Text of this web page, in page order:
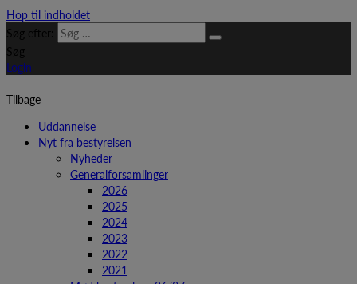
Hop til indholdet
Søg efter:
Søg
Login
Tilbage
Uddannelse
Nyt fra bestyrelsen
Nyheder
Generalforsamlinger
2026
2025
2024
2023
2022
2021